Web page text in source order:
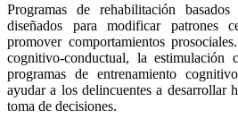
Programas de rehabilitación
diseñados para modificar patrones
promover comportamientos
cognitivo-conductual, la
programas de entrenamiento
ayudar a los delincuentes a desarrollar
toma de decisiones.